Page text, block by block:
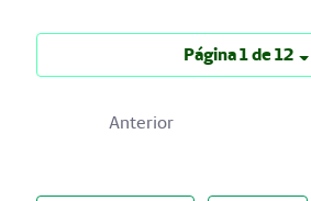
Página 1 de 12
Anterior